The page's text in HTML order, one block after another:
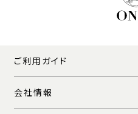
ご利用ガイド
会社情報